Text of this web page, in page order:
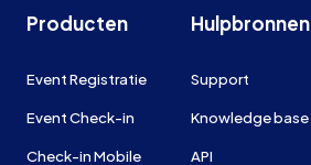
Producten
Event Registratie
Event Check-in
Check-in Mobile
Hulpbronnen
Support
Knowledge base
API